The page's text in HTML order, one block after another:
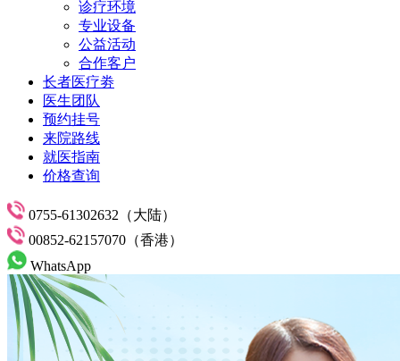
诊疗环境
专业设备
公益活动
合作客户
长者医疗劵
医生团队
预约挂号
来院路线
就医指南
价格查询
0755-61302632（大陆）
00852-62157070（香港）
WhatsApp